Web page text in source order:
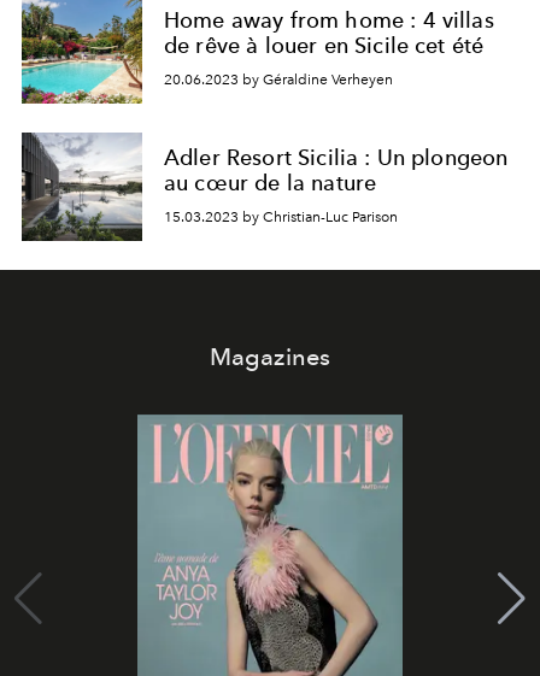
Home away from home : 4 villas
de rêve à louer en Sicile cet été
20.06.2023 by Géraldine Verheyen
Adler Resort Sicilia : Un plongeon
au cœur de la nature
15.03.2023 by Christian-Luc Parison
Magazines